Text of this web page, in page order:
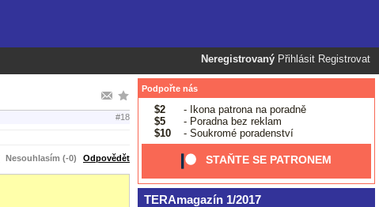
Neregistrovaný Přihlásit Registrovat
#18
Nesouhlasím (-0) Odpovědět
Podpořte nás
$2
- Ikona patrona na poradně
$5
- Poradna bez reklam
$10
- Soukromé poradenství
STAŇTE SE PATRONEM
TERAmagazín 1/2017